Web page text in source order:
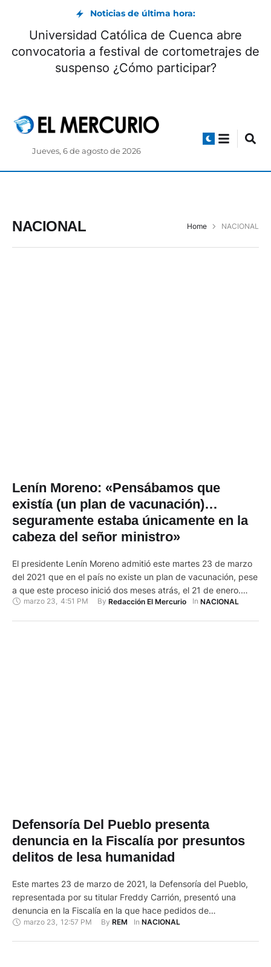
Noticias de última hora:
Universidad Católica de Cuenca abre
convocatoria a festival de cortometrajes de
suspenso ¿Cómo participar?
Jueves, 6 de agosto de 2026
NACIONAL Home NACIONAL
Lenín Moreno: «Pensábamos que
existía (un plan de vacunación)…
seguramente estaba únicamente en la
cabeza del señor ministro»
El presidente Lenín Moreno admitió este martes 23 de marzo
del 2021 que en el país no existe un plan de vacunación, pese
a que este proceso inició dos meses atrás, el 21 de enero.
"Nosotros pensábamos que existía (un plan de vacunación)
marzo 23, 4:51 PM By Redacción El Mercurio In NACIONAL
Defensoría Del Pueblo presenta
denuncia en la Fiscalía por presuntos
delitos de lesa humanidad
Este martes 23 de marzo de 2021, la Defensoría del Pueblo,
representada por su titular Freddy Carrión, presentó una
denuncia en la Fiscalía en la que hace pedidos de
investigación por presuntos delitos de lesa humanidad. La
marzo 23 12:57 PM By REM In NACIONAL